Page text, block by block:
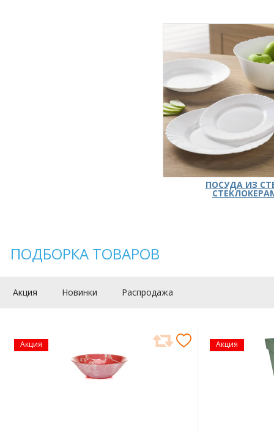
ПОСУДА ИЗ
ПОДБОРКА ТОВАРОВ
Акция Новинки Распродажа
Акция Акция